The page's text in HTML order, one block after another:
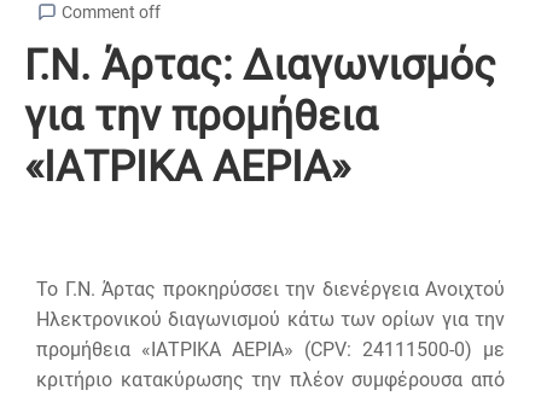
Comment off
Γ.Ν. Άρτας: Διαγωνισμός
για την προμήθεια
«ΙΑΤΡΙΚΑ ΑΕΡΙΑ»
To Γ.Ν. Άρτας προκηρύσσει την διενέργεια Ανοιχτού
Ηλεκτρονικού διαγωνισμού κάτω των ορίων για την
προμήθεια «ΙΑΤΡΙΚΑ ΑΕΡΙΑ» (CPV: 24111500-0) με
κριτήριο κατακύρωσης την πλέον συμφέρουσα από